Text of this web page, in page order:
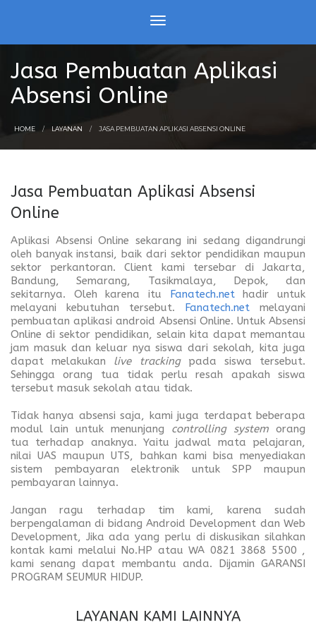
Jasa Pembuatan Aplikasi
Absensi Online
HOME LAYANAN JASA PEMBUATAN APLIKASI ABSENSI ONLINE
Jasa Pembuatan Aplikasi Absensi
Online
Aplikasi Absensi Online sekarang ini sedang digandrungi
oleh banyak instansi, baik dari sektor pendidikan maupun
sektor perkantoran. Client kami tersebar di Jakarta,
Bandung, Semarang, Tasikmalaya, Depok, dan
sekitarnya. Oleh karena itu Fanatech.nethadir untuk
melayani kebutuhan tersebut. Fanatech.net melayani
pembuatan aplikasi android Absensi Online. Untuk Absensi
Online di sektor pendidikan, selain kita dapat memantau
jam masuk dan keluar nya siswa dari sekolah, kita juga
dapat melakukan live tracking pada siswa tersebut.
Sehingga orang tua tidak perlu resah apakah siswa
tersebut masuk sekolah atau tidak.
Tidak hanya absensi saja, kami juga terdapat beberapa
modul lain untuk menunjang controlling system orang
tua terhadap anaknya. Yaitu jadwal mata pelajaran,
nilai UAS maupun UTS, bahkan kami bisa menyediakan
sistem pembayaran elektronik untuk SPP maupun
pembayaran lainnya.
Jangan ragu terhadap tim kami, karena sudah
berpengalaman di bidang Android Development dan Web
Development, Jika ada yang perlu di diskusikan silahkan
kontak kami melalui No.HP atau WA 0821 3868 5500 ,
kami senang dapat membantu anda. Dijamin GARANSI
PROGRAM SEUMUR HIDUP.
LAYANAN KAMI LAINNYA